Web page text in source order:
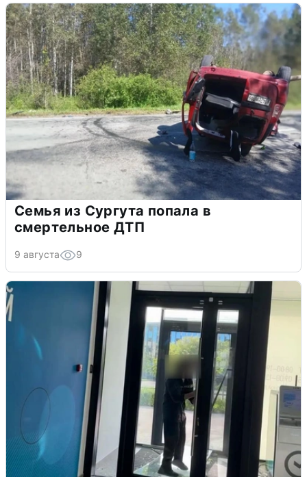
Семья из Сургута попала в
смертельное ДТП
9 августа 9